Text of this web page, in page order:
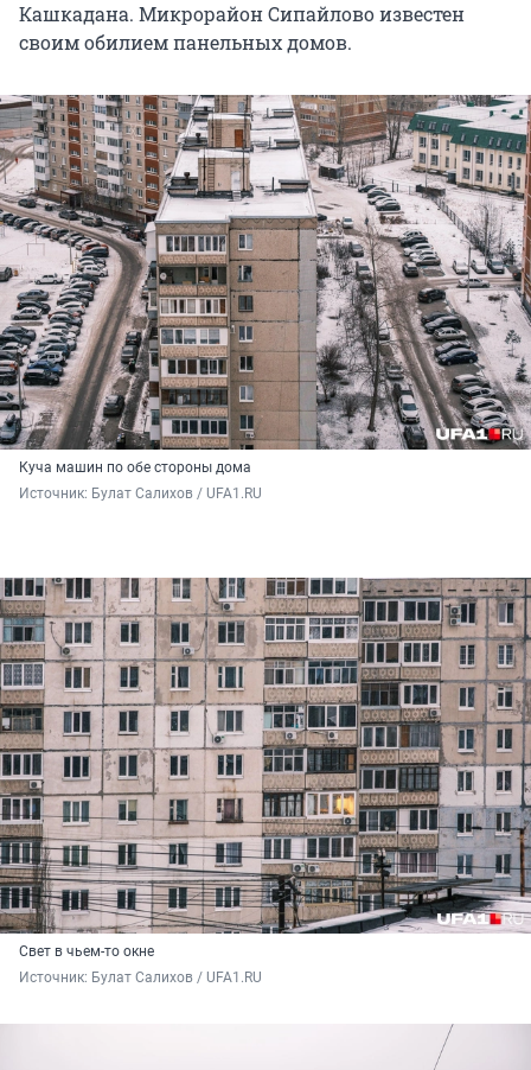
Кашкадана. Микрорайон Сипайлово известен
своим обилием панельных домов.
Куча машин по обе стороны дома
Источник: Булат Салихов / UFA1.RU
Свет в чьем-то окне
Источник: Булат Салихов / UFA1.RU